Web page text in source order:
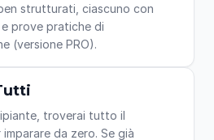
strutturati, ciascuno con
prove pratiche di
(versione PRO).
troverai tutto il
da zero. Se già